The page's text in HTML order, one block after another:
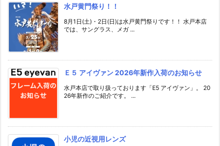
水戸黄門祭り！！
8月1日(土)・2日(日)は水戸黄門祭りです！！ 水戸本店
では、サングラス、メガ ...
Ｅ５ アイヴァン 2026年新作入荷のお知らせ
水戸本店で取り扱っております「E5 アイヴァン」。 20
26年新作のご紹介です。 ...
小児の近視用レンズ